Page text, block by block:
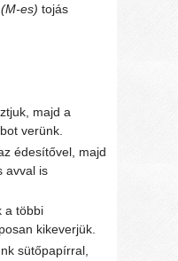
(M-es) tojás
majd a
verünk.
édesítővel, majd
avval is
a többi
kikeverjük.
sütőpapírral,